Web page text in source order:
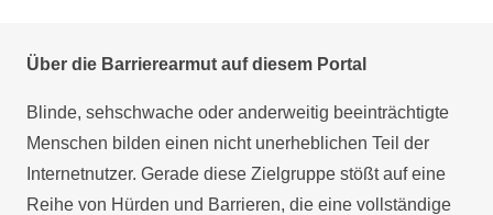
Über die Barrierearmut auf diesem Portal
Blinde, sehschwache oder anderweitig beeinträchtigte
Menschen bilden einen nicht unerheblichen Teil der
Internetnutzer. Gerade diese Zielgruppe stößt auf eine
Reihe von Hürden und Barrieren, die eine vollständige